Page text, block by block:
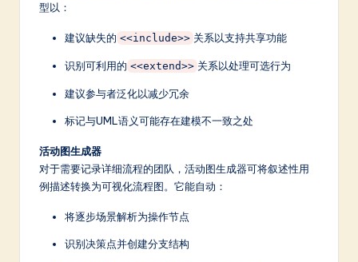
型以：
建议缺失的 <<include>> 关系以支持共享功能
识别可利用的 <<extend>> 关系以处理可选行为
建议参与者泛化以减少冗余
标记与UML语义可能存在建模不一致之处
活动图生成器
对于需要记录详细流程的团队，活动图生成器可将叙述性用
例描述转换为可视化流程图。它能自动：
将逐步场景解析为操作节点
识别决策点并创建分支结构